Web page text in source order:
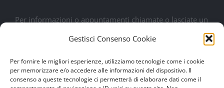
Gestisci Consenso Cookie
Per fornire le migliori esperienze, utilizziamo tecnologie come i cookie
per memorizzare e/o accedere alle informazioni del dispositivo. Il
consenso a queste tecnologie ci permetterà di elaborare dati come il
Per informazioni o appuntamenti chiamate o lasciate un
messaggio. Sarete contattati al più presto
Lasciaci un messaggio